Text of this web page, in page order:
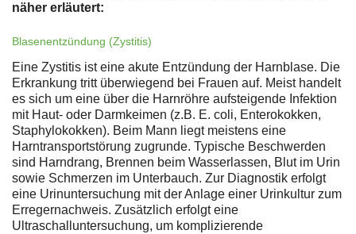
näher erläutert:
Blasenentzündung (Zystitis)
Eine Zystitis ist eine akute Entzündung der Harnblase. Die
Erkrankung tritt überwiegend bei Frauen auf. Meist handelt
es sich um eine über die Harnröhre aufsteigende Infektion
mit Haut- oder Darmkeimen (z.B. E. coli, Enterokokken,
Staphylokokken). Beim Mann liegt meistens eine
Harntransportstörung zugrunde. Typische Beschwerden
sind Harndrang, Brennen beim Wasserlassen, Blut im Urin
sowie Schmerzen im Unterbauch. Zur Diagnostik erfolgt
eine Urinuntersuchung mit der Anlage einer Urinkultur zum
Erregernachweis. Zusätzlich erfolgt eine
Ultraschalluntersuchung, um komplizierende